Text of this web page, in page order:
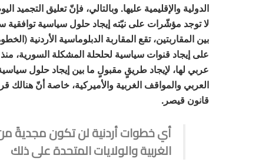
الدولية والإقليمية عليها. وبالتالي، فإنّ تعليق
لا توجد مؤشّرات على نيّته إيجاد حلول سياسية توافقية
بين المقاربتين، تقع المقاربة الدبلوماسية
على إيجاد قنوات سياسية لحلحلة المشكلة السورية،
عربي لها، لإيجاد طريقٍ مقبولٍ ما بين إيجاد حلول سياسية
العربي والمواقف الغربية والأميركية، خاصة أنّ هنالك
قانون قيصر.
أي خطوات أردنية لن تكون مجديةً
الغربية والولايات المتحدة على ذلك